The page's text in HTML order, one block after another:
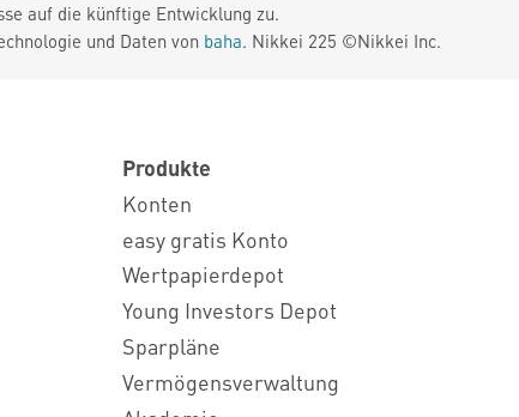
auf die künftige Entwicklung zu.
und Daten von baha. Nikkei 225 ©Nikkei Inc.
Produkte
Konten
easy gratis Konto
Wertpapierdepot
Young Investors Depot
Sparpläne
Vermögensverwaltung